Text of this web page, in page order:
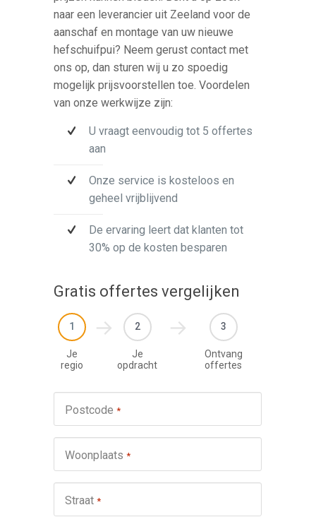
naar een leverancier uit Zeeland voor de
aanschaf en montage van uw nieuwe
hefschuifpui? Neem gerust contact met
ons op, dan sturen wij u zo spoedig
mogelijk prijsvoorstellen toe. Voordelen
van onze werkwijze zijn:
U vraagt eenvoudig tot 5 offertes
aan
Onze service is kosteloos en
geheel vrijblijvend
De ervaring leert dat klanten tot
30% op de kosten besparen
Gratis offertes vergelijken
1
Je
regio
2
Je
opdracht
3
Ontvang
offertes
Postcode *
Woonplaats *
Straat *